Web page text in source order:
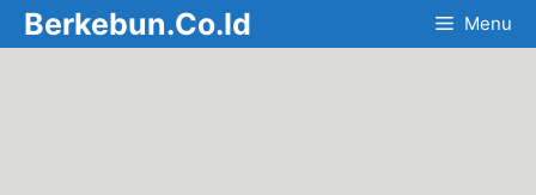
Skip
to
Berkebun.Co.Id Menu